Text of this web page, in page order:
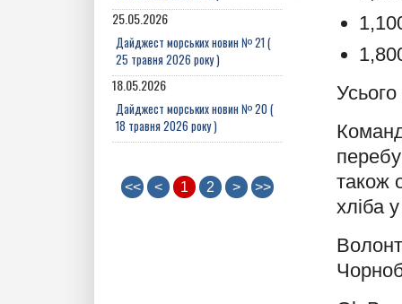
25.05.2026
Дайджест морських новин № 21 (
25 травня 2026 року )
18.05.2026
Дайджест морських новин № 20 (
18 травня 2026 року )
<< < 1 2 > >>
також
хліба